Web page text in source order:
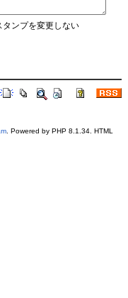
タンプを変更しない
. Powered by PHP 8.1.34. HTML